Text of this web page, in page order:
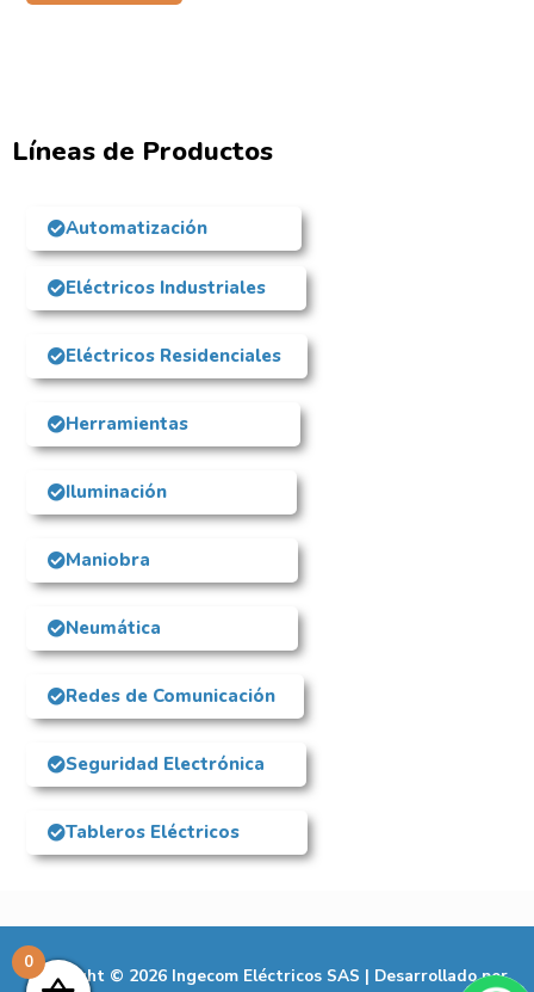
Líneas de Productos
Automatización
Eléctricos Industriales
Eléctricos Residenciales
Herramientas
Iluminación
Maniobra
Neumática
Redes de Comunicación
Seguridad Electrónica
Tableros Eléctricos
Copyright © 2026 Ingecom Eléctricos SAS | Desarrollado por
0